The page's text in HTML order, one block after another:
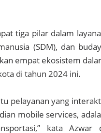
tiga pilar dalam
(SDM), dan
empat ekosistem
di tahun 2024 ini.
pelayanan yang
mobile services,
kata Azwar